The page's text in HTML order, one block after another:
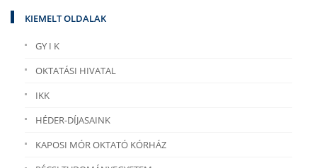
KIEMELT OLDALAK
GY I K
OKTATÁSI HIVATAL
IKK
HÉDER-DÍJASAINK
KAPOSI MÓR OKTATÓ KÓRHÁZ